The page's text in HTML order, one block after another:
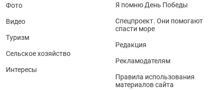
Фото
Видео
Туризм
Сельское хозяйство
Интересы
Я помню День Победы
Спецпроект. Они помогают
спасти море
Редакция
Рекламодателям
Правила использования
материалов сайта